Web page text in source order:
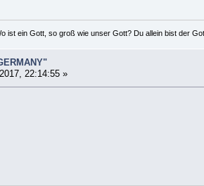
ist ein Gott, so groß wie unser Gott? Du allein bist der
22:14:55 »